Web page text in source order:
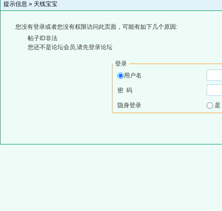
提示信息 » 天线宝宝
您没有登录或者您没有权限访问此页面，可能有如下几个原因:
帖子ID非法
您还不是论坛会员,请先登录论坛
登录
用户名
密 码
隐身登录